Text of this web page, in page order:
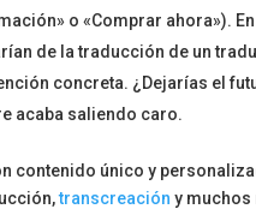
o «Comprar ahora»).
de la traducción de un
concreta. ¿Dejarías el
acaba saliendo caro.
contenido único y
transcreación y muchos